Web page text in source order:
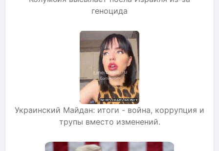
геноцида
Украинский Майдан: итоги - война, коррупция и
трупы вместо изменений.